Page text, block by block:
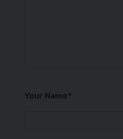
Your Name*